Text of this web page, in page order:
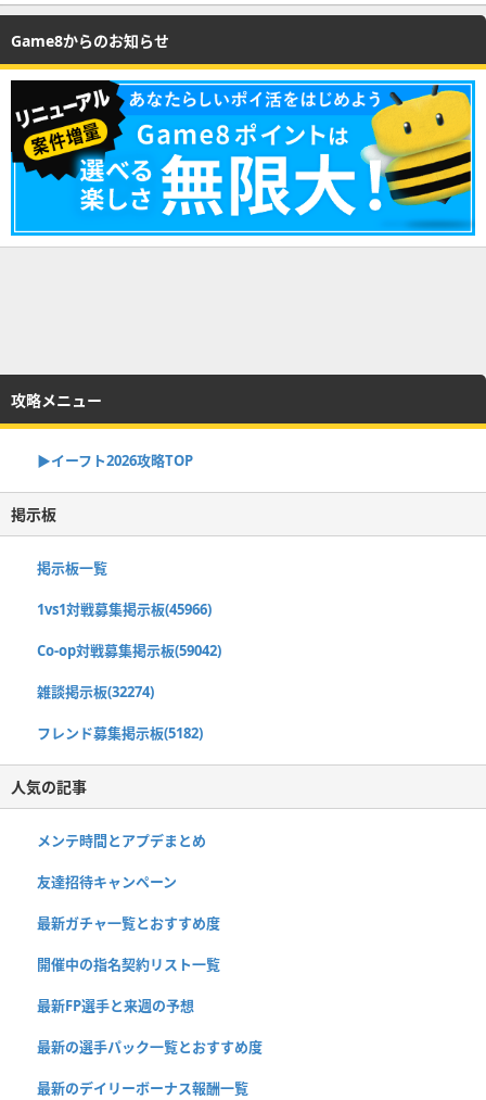
Game8からのお知らせ
攻略メニュー
▶イーフト2026攻略TOP
掲示板
掲示板一覧
1vs1対戦募集掲示板(45966)
Co-op対戦募集掲示板(59042)
雑談掲示板(32274)
フレンド募集掲示板(5182)
人気の記事
メンテ時間とアプデまとめ
友達招待キャンペーン
最新ガチャ一覧とおすすめ度
開催中の指名契約リスト一覧
最新FP選手と来週の予想
最新の選手パック一覧とおすすめ度
最新のデイリーボーナス報酬一覧